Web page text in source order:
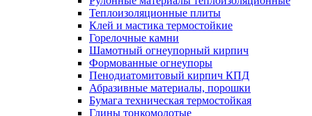
Тепло­изоляционные плиты
Клей и мастика термостойкие
Горелочные камни
Шамотный огнеупорный кирпич
Формованные огнеупоры
Пенодиатомитовый кирпич КПД
Абразивные материалы, порошки
Бумага техническая термостойкая
Глины тонкомолотые